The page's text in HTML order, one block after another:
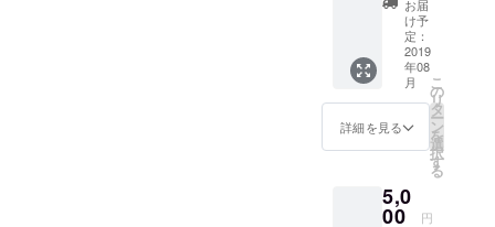
してま
せん）
が寄り
添うラ
ンタ
ン。
アバウ
ト寸法
： 直
径５cm
（光源
ランプ
お届
け予
定：
2019
年08
月
詳細を見る
こ
の
リ
タ
ー
ン
を
選
択
す
る
5,0
00 円